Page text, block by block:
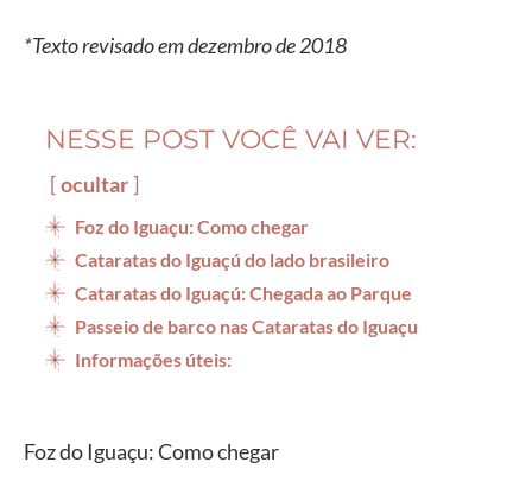
*Texto revisado em dezembro de 2018
NESSE POST VOCÊ VAI VER:
ocultar
Foz do Iguaçu: Como chegar
Cataratas do Iguaçú do lado brasileiro
Cataratas do Iguaçú: Chegada ao Parque
Passeio de barco nas Cataratas do Iguaçu
Informações úteis:
Foz do Iguaçu: Como chegar